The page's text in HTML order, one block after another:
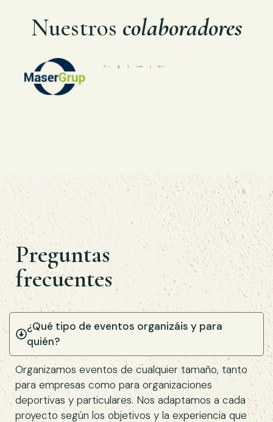
Nuestros colaboradores
Preguntas
frecuentes
¿Qué tipo de eventos organizáis y para
quién?
Organizamos eventos de cualquier tamaño, tanto
para empresas como para organizaciones
deportivas y particulares. Nos adaptamos a cada
proyecto según los objetivos y la experiencia que